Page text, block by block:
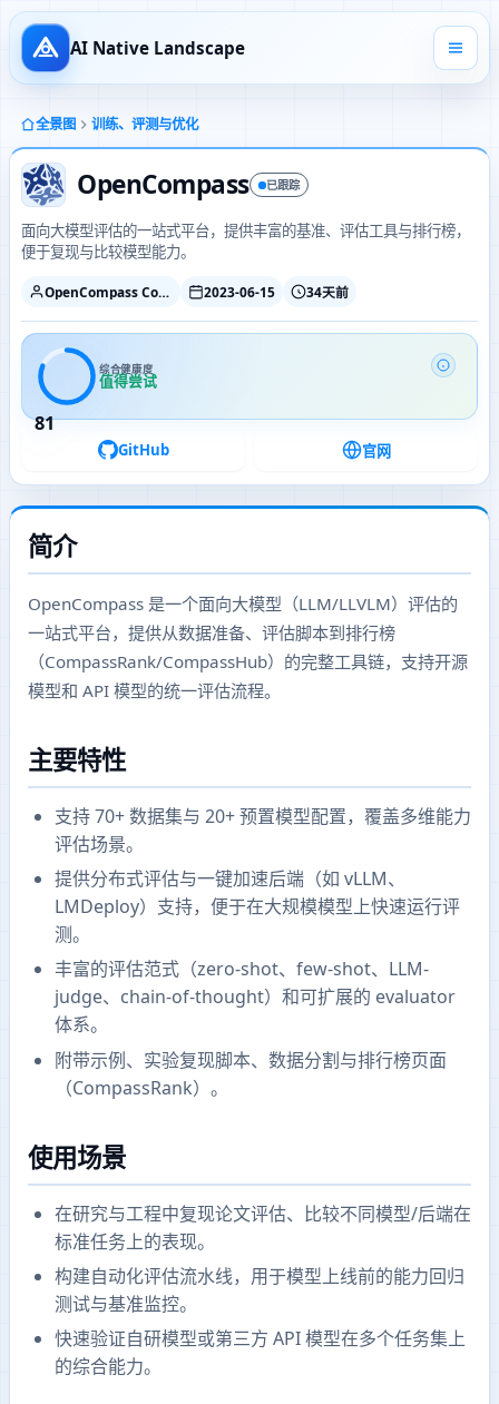
AI Native Landscape
全景图 训练、评测与优化
OpenCompass 已跟踪
面向大模型评估的一站式平台，提供丰富的基准、评估工具与排行榜，
便于复现与比较模型能力。
OpenCompass Contributors 2023-06-15 34天前
81
综合健康度
值得尝试
GitHub 官网
简介
OpenCompass 是一个面向大模型（LLM/LLVLM）评估的
一站式平台，提供从数据准备、评估脚本到排行榜
（CompassRank/CompassHub）的完整工具链，支持开源
模型和 API 模型的统一评估流程。
主要特性
支持 70+ 数据集与 20+ 预置模型配置，覆盖多维能力
评估场景。
提供分布式评估与一键加速后端（如 vLLM、
LMDeploy）支持，便于在大规模模型上快速运行评
测。
丰富的评估范式（zero-shot、few-shot、LLM-
judge、chain-of-thought）和可扩展的 evaluator
体系。
附带示例、实验复现脚本、数据分割与排行榜页面
（CompassRank）。
使用场景
在研究与工程中复现论文评估、比较不同模型/后端在
标准任务上的表现。
构建自动化评估流水线，用于模型上线前的能力回归
测试与基准监控。
快速验证自研模型或第三方 API 模型在多个任务集上
的综合能力。